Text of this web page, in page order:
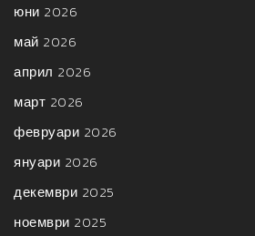
юни 2026
май 2026
април 2026
март 2026
февруари 2026
януари 2026
декември 2025
ноември 2025